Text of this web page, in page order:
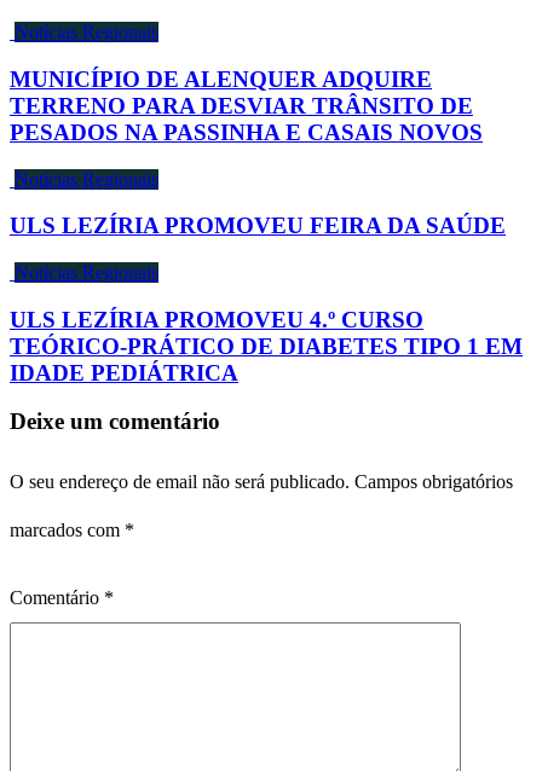
Notícias Regionais
MUNICÍPIO DE ALENQUER ADQUIRE
TERRENO PARA DESVIAR TRÂNSITO DE
PESADOS NA PASSINHA E CASAIS NOVOS
Notícias Regionais
ULS LEZÍRIA PROMOVEU FEIRA DA SAÚDE
Notícias Regionais
ULS LEZÍRIA PROMOVEU 4.º CURSO
TEÓRICO-PRÁTICO DE DIABETES TIPO 1 EM
IDADE PEDIÁTRICA
Deixe um comentário
O seu endereço de email não será publicado. Campos obrigatórios
marcados com *
Comentário *